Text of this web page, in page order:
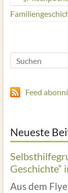
Feed
Neueste
Geschichte“
Aus dem